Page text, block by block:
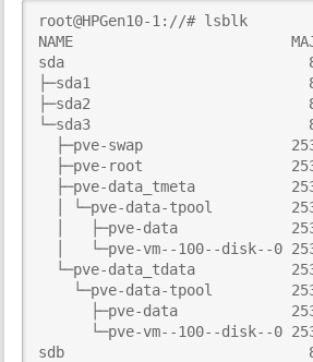
root@HPGen10-1://# lsblk
NAME                         MAJ:MIN
sda                            8:0
├─sda1
├─sda2
└─sda3
├─pve-swap
├─pve-root
├─pve-data_tmeta
│ └─pve-data-tpool
│   ├─pve-data
│   └─pve-vm--100--disk--0
└─pve-data_tdata
└─pve-data-tpool
├─pve-data
└─pve-vm--100--disk--0
sdb